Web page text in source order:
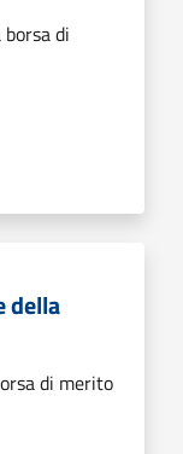
di
della
di merito